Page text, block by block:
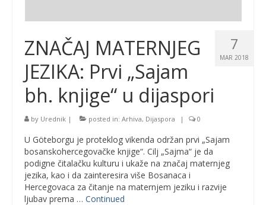
7
MAR 2018
ZNAČAJ MATERNJEG
JEZIKA: Prvi „Sajam
bh. knjige“ u dijaspori
by Urednik | posted in: Arhiva, Dijaspora | 0
U Göteborgu je proteklog vikenda održan prvi „Sajam
bosanskohercegovačke knjige“. Cilj „Sajma“ je da
podigne čitalačku kulturu i ukaže na značaj maternjeg
jezika, kao i da zainteresira više Bosanaca i
Hercegovaca za čitanje na maternjem jeziku i razvije
ljubav prema … Continued